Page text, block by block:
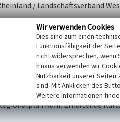
/ Landschaftsverband
zum Regionalplan Ruhr
Landschaftsverband
Ruhr. Erhaltende
Wir verwenden Cookies
Dies sind zum einen
Funktionsfähigkeit der
nicht widersprechen, wenn
hinaus verwenden wir
Nutzbarkeit unserer Seiten
sind. Mit Anklicken des
Weitere Informationen